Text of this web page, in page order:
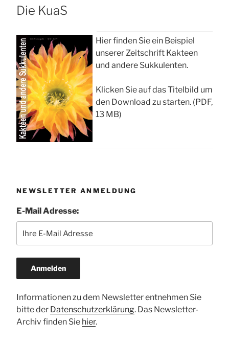
Die KuaS
Hier finden Sie ein Beispiel
unserer Zeitschrift Kakteen
und andere Sukkulenten.
Klicken Sie auf das Titelbild um
den Download zu starten. (PDF,
13 MB)
NEWSLETTER ANMELDUNG
E-Mail Adresse:
Informationen zu dem Newsletter entnehmen Sie
bitte der Datenschutzerklärung. Das Newsletter-
Archiv finden Sie hier.